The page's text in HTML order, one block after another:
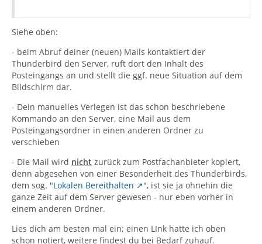
Siehe oben:
- beim Abruf deiner (neuen) Mails kontaktiert der
Thunderbird den Server, ruft dort den Inhalt des
Posteingangs an und stellt die ggf. neue Situation auf dem
Bildschirm dar.
- Dein manuelles Verlegen ist das schon beschriebene
Kommando an den Server, eine Mail aus dem
Posteingangsordner in einen anderen Ordner zu
verschieben
- Die Mail wird nicht zurück zum Postfachanbieter kopiert,
denn abgesehen von einer Besonderheit des Thunderbirds,
dem sog. "Lokalen Bereithalten
", ist sie ja ohnehin die
ganze Zeit auf dem Server gewesen - nur eben vorher in
einem anderen Ordner.
Lies dich am besten mal ein; einen LInk hatte ich oben
schon notiert, weitere findest du bei Bedarf zuhauf.